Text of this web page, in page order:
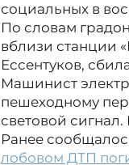
социальных в
По словам
вблизи станции
Ессентуков,
Машинист
пешеходному
световой сигнал.
Ранее
лобовом ДТП